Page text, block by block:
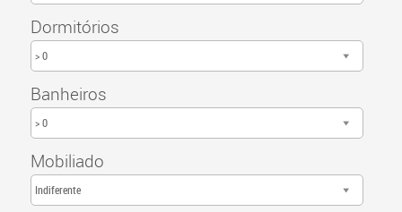
Dormitórios
> 0
Banheiros
> 0
Mobiliado
Indiferente